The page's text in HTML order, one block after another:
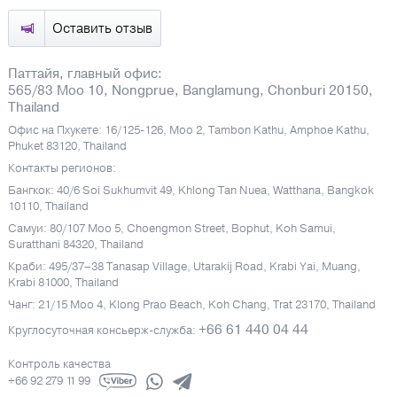
Оставить отзыв
Паттайя, главный офис:
565/83 Moo 10, Nongprue, Banglamung, Chonburi 20150,
Thailand
Офис на Пхукете: 16/125-126, Moo 2, Tambon Kathu, Amphoe Kathu,
Phuket 83120, Thailand
Контакты регионов:
Бангкок: 40/6 Soi Sukhumvit 49, Khlong Tan Nuea, Watthana, Bangkok
10110, Thailand
Самуи: 80/107 Moo 5, Choengmon Street, Bophut, Koh Samui,
Suratthani 84320, Thailand
Краби: 495/37–38 Tanasap Village, Utarakij Road, Krabi Yai, Muang,
Krabi 81000, Thailand
Чанг: 21/15 Moo 4, Klong Prao Beach, Koh Chang, Trat 23170, Thailand
Круглосуточная консьерж-служба: +66 61 440 04 44
Контроль качества
+66 92 279 11 99